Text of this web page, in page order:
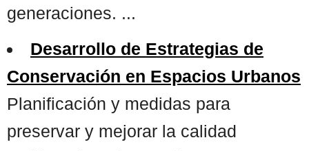
generaciones. ...
Desarrollo de Estrategias de
Conservación en Espacios Urbanos
Planificación y medidas para
preservar y mejorar la calidad